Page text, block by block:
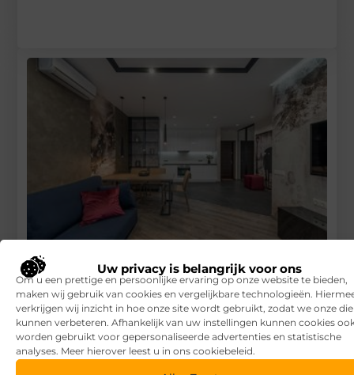
Uw privacy is belangrijk voor ons
Om u een prettige en persoonlijke ervaring op onze website te bieden,
maken wij gebruik van cookies en vergelijkbare technologieën.
verkrijgen wij inzicht in hoe onze site wordt gebruikt, zodat we onze
kunnen verbeteren. Afhankelijk van uw instellingen kunnen cookies
worden gebruikt voor gepersonaliseerde advertenties en statistische
analyses. Meer hierover leest u in ons cookiebeleid.
Hoe houd je je huis koel?
RECENTE BERICHTEN
7 tips voor het kiezen van een luxe vakantiepark
Waar let je op bij het kiezen van een vakantiepark?